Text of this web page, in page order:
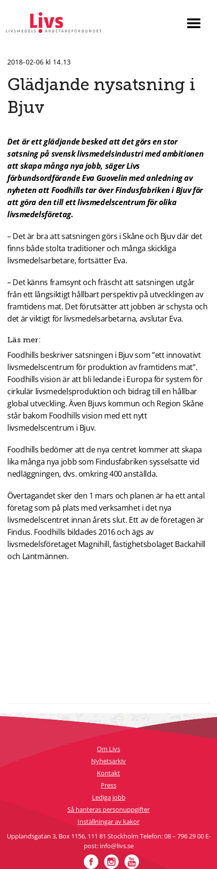
2018-02-06 kl 14.13
Glädjande nysatsning i
Bjuv
Det är ett glädjande besked att det görs en stor
satsning på svensk livsmedelsindustri med ambitionen
att skapa många nya jobb, säger Livs
förbundsordförande Eva Guovelin med anledning av
nyheten att Foodhills tar över Findusfabriken i Bjuv för
att göra den till ett livsmedelscentrum för olika
livsmedelsföretag.
– Det är bra att satsningen görs i Skåne och Bjuv där det
finns både stolta traditioner och många skickliga
livsmedelsarbetare, fortsätter Eva.
– Det känns framsynt och fräscht att satsningen utgår
från ett långsiktigt hållbart perspektiv på utvecklingen av
framtidens mat. Det förutsätter att jobben är schysta och
det är viktigt för livsmedelsarbetarna, avslutar Eva.
Läs mer:
Foodhills beskriver satsningen i Bjuv som ”ett innovativt
livsmedelscentrum för produktion av framtidens mat”.
Foodhills vision är att bli ledande i Europa för system för
cirkulär livsmedelsproduktion och bidrag till en hållbar
global utveckling. Även Bjuvs kommun och Region Skåne
står bakom Foodhills vision med ett nytt
livsmedelscentrum i Bjuv.
Foodhills bedömer att de nya centret kommer att skapa
lika många nya jobb som Findusfabriken sysselsatte vid
nedläggningen, dvs. omkring 400 anställda.
Övertagandet sker den 1 mars och planen är ha ett antal
företag som på plats med verksamhet i det nya
livsmedelscentret innan årets slut. Ett av de företagen är
Findus. Foodhills bildades 2016 och ägs av
livsmedelsföretaget Magnihill, fastighetsbolaget Backahill
och Lantmännen.
Om Livs
Nyhetsarkiv
Kontakt
Press
Lediga jobb
Så hanteras personuppgifter
Inställningar av kakor
Upplandsgatan 3, Box 1156, 111 81 Stockholm Telefon: 08 – 796 29 00 E-
post: info@livs.se
FacebookInstagram